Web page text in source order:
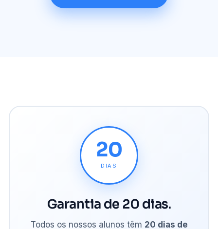
20
DIAS
Garantia de 20 dias.
Todos os nossos alunos têm 20 dias de